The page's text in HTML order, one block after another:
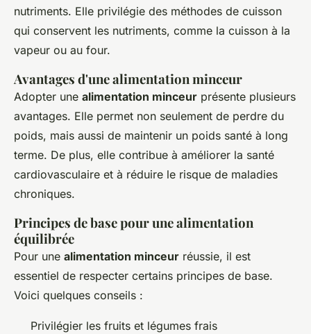
nutriments. Elle privilégie des méthodes de cuisson
qui conservent les nutriments, comme la cuisson à la
vapeur ou au four.
Avantages d'une alimentation minceur
Adopter une alimentation minceur présente plusieurs
avantages. Elle permet non seulement de perdre du
poids, mais aussi de maintenir un poids santé à long
terme. De plus, elle contribue à améliorer la santé
cardiovasculaire et à réduire le risque de maladies
chroniques.
Principes de base pour une alimentation
équilibrée
Pour une alimentation minceur réussie, il est
essentiel de respecter certains principes de base.
Voici quelques conseils :
Privilégier les fruits et légumes frais